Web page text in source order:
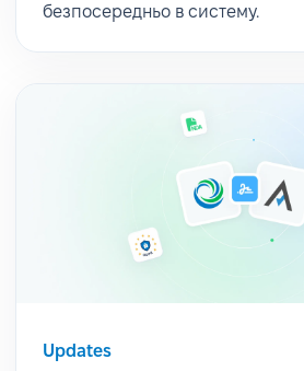
безпосередньо в систему.
Updates